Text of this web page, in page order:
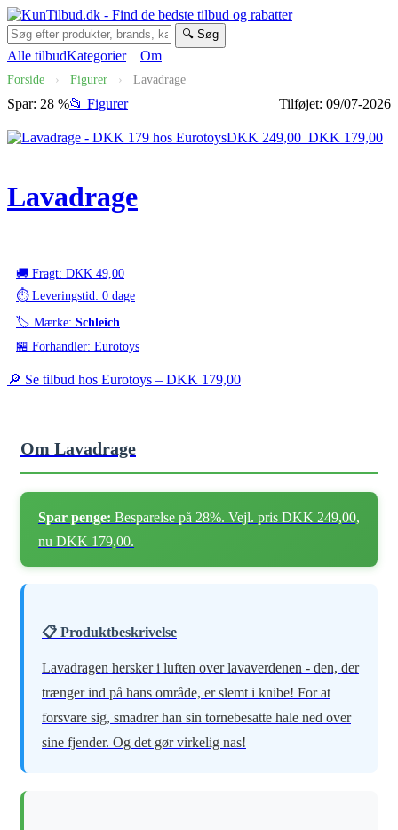
🔍 Søg
Alle tilbudKategorier Om
Forside › Figurer › Lavadrage
Spar: 28 %📂 Figurer Tilføjet: 09/07-2026
DKK 249,00 DKK 179,00
Lavadrage
🚚 Fragt: DKK 49,00
⏱️ Leveringstid: 0 dage
🏷️ Mærke: Schleich
🏪 Forhandler: Eurotoys
🔎 Se tilbud hos Eurotoys – DKK 179,00
Om Lavadrage
Spar penge: Besparelse på 28%. Vejl. pris DKK 249,00,
nu DKK 179,00.
📋 Produktbeskrivelse
Lavadragen hersker i luften over lavaverdenen - den, der
trænger ind på hans område, er slemt i knibe! For at
forsvare sig, smadrer han sin tornebesatte hale ned over
sine fjender. Og det gør virkelig nas!